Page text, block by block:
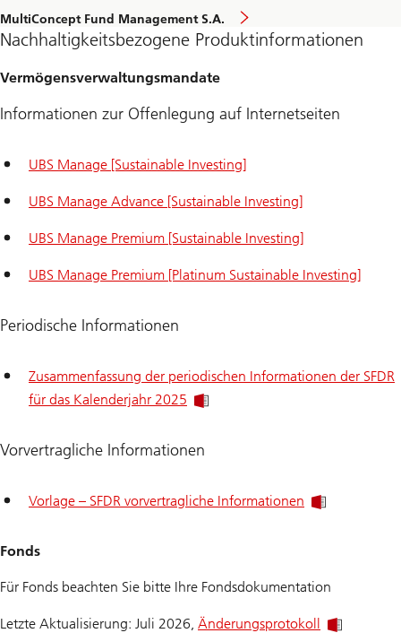
MultiConcept Fund Management S.A.
Nachhaltigkeitsbezogene Produktinformationen
Vermögensverwaltungsmandate
Informationen zur Offenlegung auf Internetseiten
UBS Manage [Sustainable Investing]
UBS Manage Advance [Sustainable Investing]
UBS Manage Premium [Sustainable Investing]
UBS Manage Premium [Platinum Sustainable Investing]
Periodische Informationen
Zusammenfassung der periodischen Informationen der SFDR
für das Kalenderjahr 2025
Vorvertragliche Informationen
Vorlage – SFDR vorvertragliche Informationen
Fonds
Für Fonds beachten Sie bitte Ihre Fondsdokumentation
Letzte Aktualisierung: Juli 2026, Änderungsprotokoll